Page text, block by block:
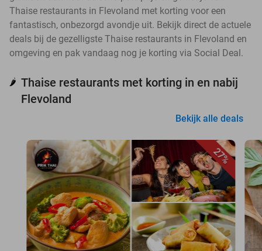
Thaise restaurants in Flevoland met korting voor een
fantastisch, onbezorgd avondje uit. Bekijk direct de actuele
deals bij de gezelligste Thaise restaurants in Flevoland en
omgeving en pak vandaag nog je korting via Social Deal.
🌶️ Thaise restaurants met korting in en nabij
Flevoland
Bekijk alle deals
27%